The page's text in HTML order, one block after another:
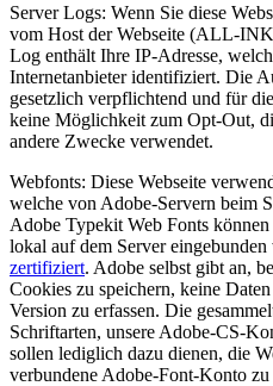
Server Logs: Wenn Sie diese
vom Host der Webseite (ALL-
Log enthält Ihre IP-Adresse,
Internetanbieter identifiziert. Die
gesetzlich verpflichtend und für
keine Möglichkeit zum Opt-Out,
andere Zwecke verwendet.
Webfonts: Diese Webseite
welche von Adobe-Servern beim
Adobe Typekit Web Fonts
lokal auf dem Server
zertifiziert. Adobe selbst gibt an,
Cookies zu speichern, keine
Version zu erfassen. Die
Schriftarten, unsere Adobe-CS-
sollen lediglich dazu dienen, die
verbundene Adobe-Font-Konto